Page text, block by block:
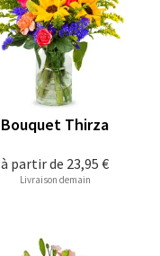
à partir de 23,95 €
Bouquet Thirza
Livraison demain